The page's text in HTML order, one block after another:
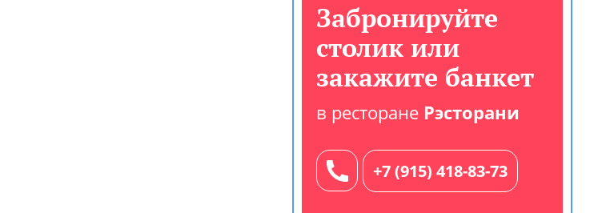
Забронируйте
столик или
закажите банкет
в ресторане Рэсторани
+7 (915) 418-83-73